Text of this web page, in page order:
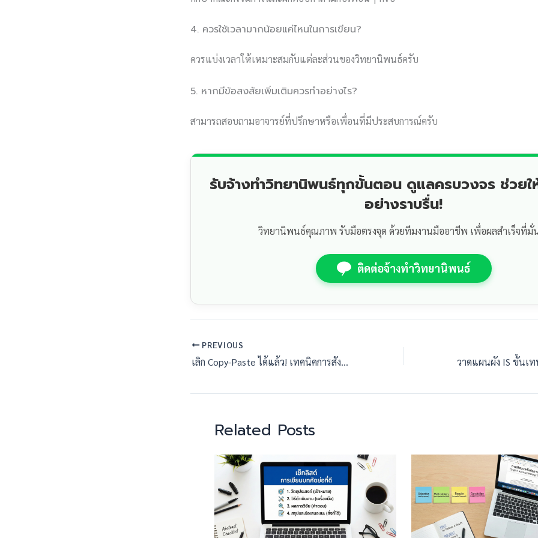
4. ควรใช้เวลามากน้อยแค่ไหนในการเขียน?
ควรแบ่งเวลาให้เหมาะสมกับแต่ละส่วนของวิทยานิพนธ์ครับ
5. หากมีข้อสงสัยเพิ่มเติมควรทำอย่างไร?
สามารถสอบถามอาจารย์ที่ปรึกษาหรือเพื่อนที่มีประสบการณ์ครับ
รับจ้างทำวิทยานิพนธ์ทุกขั้นตอน ดูแลครบวงจร ช่วย
อย่างราบรื่น!
วิทยานิพนธ์คุณภาพ รับมือตรงจุด ด้วยทีมงานมืออาชีพ เพื่อผลสำเร็จที่มั่
ติดต่อจ้างทำวิทยานิพนธ์
PREVIOUS
เลิก Copy-Paste ได้แล้ว! เทคนิคการสังเคราะห์วรรณกรรมบทที่ 2 ให้ดูมีกึ๋น
Related Posts